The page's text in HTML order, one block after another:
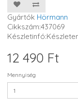
Gyártók Hörmann
Cikkszám:437069
12 490 Ft
Mennyiség